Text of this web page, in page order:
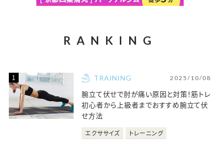
RANKING
TRAINING 2025/10/08
腕立て伏せで肘が痛い原因と対策！筋トレ
初心者から上級者までおすすめ腕立て伏
せ方法
エクササイズ トレーニング